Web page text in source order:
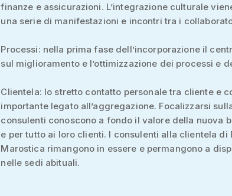
finanze e assicurazioni. L’integrazione culturale
una serie di manifestazioni e incontri tra i
Processi: nella prima fase dell’incorporazione il
sul miglioramento e l’ottimizzazione dei processi e
Clientela: lo stretto contatto personale tra cliente e
importante legato all’aggregazione. Focalizzarsi
consulenti conoscono a fondo il valore della nuova
e per tutto ai loro clienti. I consulenti alla clientela di
Marostica rimangono in essere e permangono a
nelle sedi abituali.